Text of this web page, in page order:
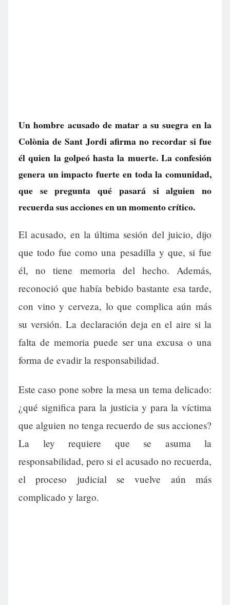
Un hombre acusado de matar a su suegra en la
Colònia de Sant Jordi afirma no recordar si fue
él quien la golpeó hasta la muerte. La confesión
genera un impacto fuerte en toda la comunidad,
que se pregunta qué pasará si alguien no
recuerda sus acciones en un momento crítico.
El acusado, en la última sesión del juicio, dijo
que todo fue como una pesadilla y que, si fue
él, no tiene memoria del hecho. Además,
reconoció que había bebido bastante esa tarde,
con vino y cerveza, lo que complica aún más
su versión. La declaración deja en el aire si la
falta de memoria puede ser una excusa o una
forma de evadir la responsabilidad.
Este caso pone sobre la mesa un tema delicado:
¿qué significa para la justicia y para la víctima
que alguien no tenga recuerdo de sus acciones?
La ley requiere que se asuma la
responsabilidad, pero si el acusado no recuerda,
el proceso judicial se vuelve aún más
complicado y largo.